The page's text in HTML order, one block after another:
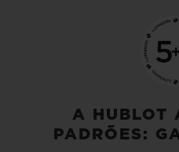
A HUBLOT
PADRÕES: